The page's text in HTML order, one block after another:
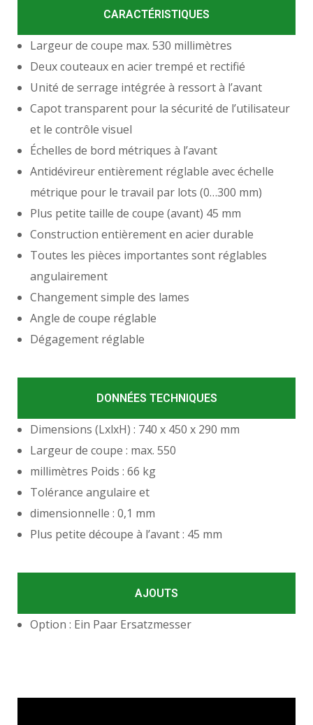
Description
CARACTÉRISTIQUES
Largeur de coupe max. 530 millimètres
Deux couteaux en acier trempé et rectifié
Unité de serrage intégrée à ressort à l’avant
Capot transparent pour la sécurité de l’utilisateur
et le contrôle visuel
Échelles de bord métriques à l’avant
Antidévireur entièrement réglable avec échelle
métrique pour le travail par lots (0…300 mm)
Plus petite taille de coupe (avant) 45 mm
Construction entièrement en acier durable
Toutes les pièces importantes sont réglables
angulairement
Changement simple des lames
Angle de coupe réglable
Dégagement réglable
DONNÉES TECHNIQUES
Dimensions (LxlxH) : 740 x 450 x 290 mm
Largeur de coupe : max. 550
millimètres Poids : 66 kg
Tolérance angulaire et
dimensionnelle : 0,1 mm
Plus petite découpe à l’avant : 45 mm
AJOUTS
Option : Ein Paar Ersatzmesser